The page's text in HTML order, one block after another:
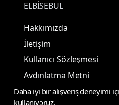
ELBISEBUL
Hakkımızda
İletişim
Kullanıcı Sözleşmesi
Aydınlatma Metni
Daha iyi bir alışveriş deneyimi
kullanıyoruz.